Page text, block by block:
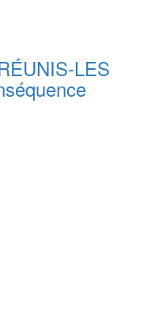
LES